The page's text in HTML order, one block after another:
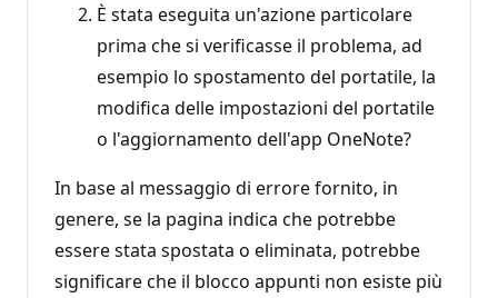
È stata eseguita un'azione particolare
prima che si verificasse il problema, ad
esempio lo spostamento del portatile, la
modifica delle impostazioni del portatile
o l'aggiornamento dell'app OneNote?
In base al messaggio di errore fornito, in
genere, se la pagina indica che potrebbe
essere stata spostata o eliminata, potrebbe
significare che il blocco appunti non esiste più